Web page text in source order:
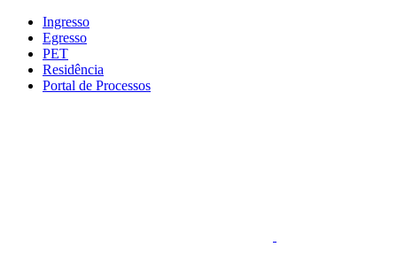
Conteúdo principal
Ingresso
Egresso
PET
Residência
Portal de Processos